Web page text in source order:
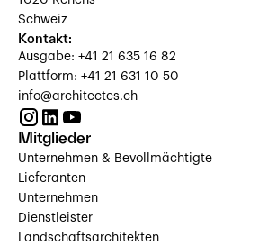
Schweiz
Kontakt:
Ausgabe: +41 21 635 16 82
Plattform: +41 21 631 10 50
info@architectes.ch
Mitglieder
Unternehmen & Bevollmächtigte
Lieferanten
Unternehmen
Dienstleister
Landschaftsarchitekten